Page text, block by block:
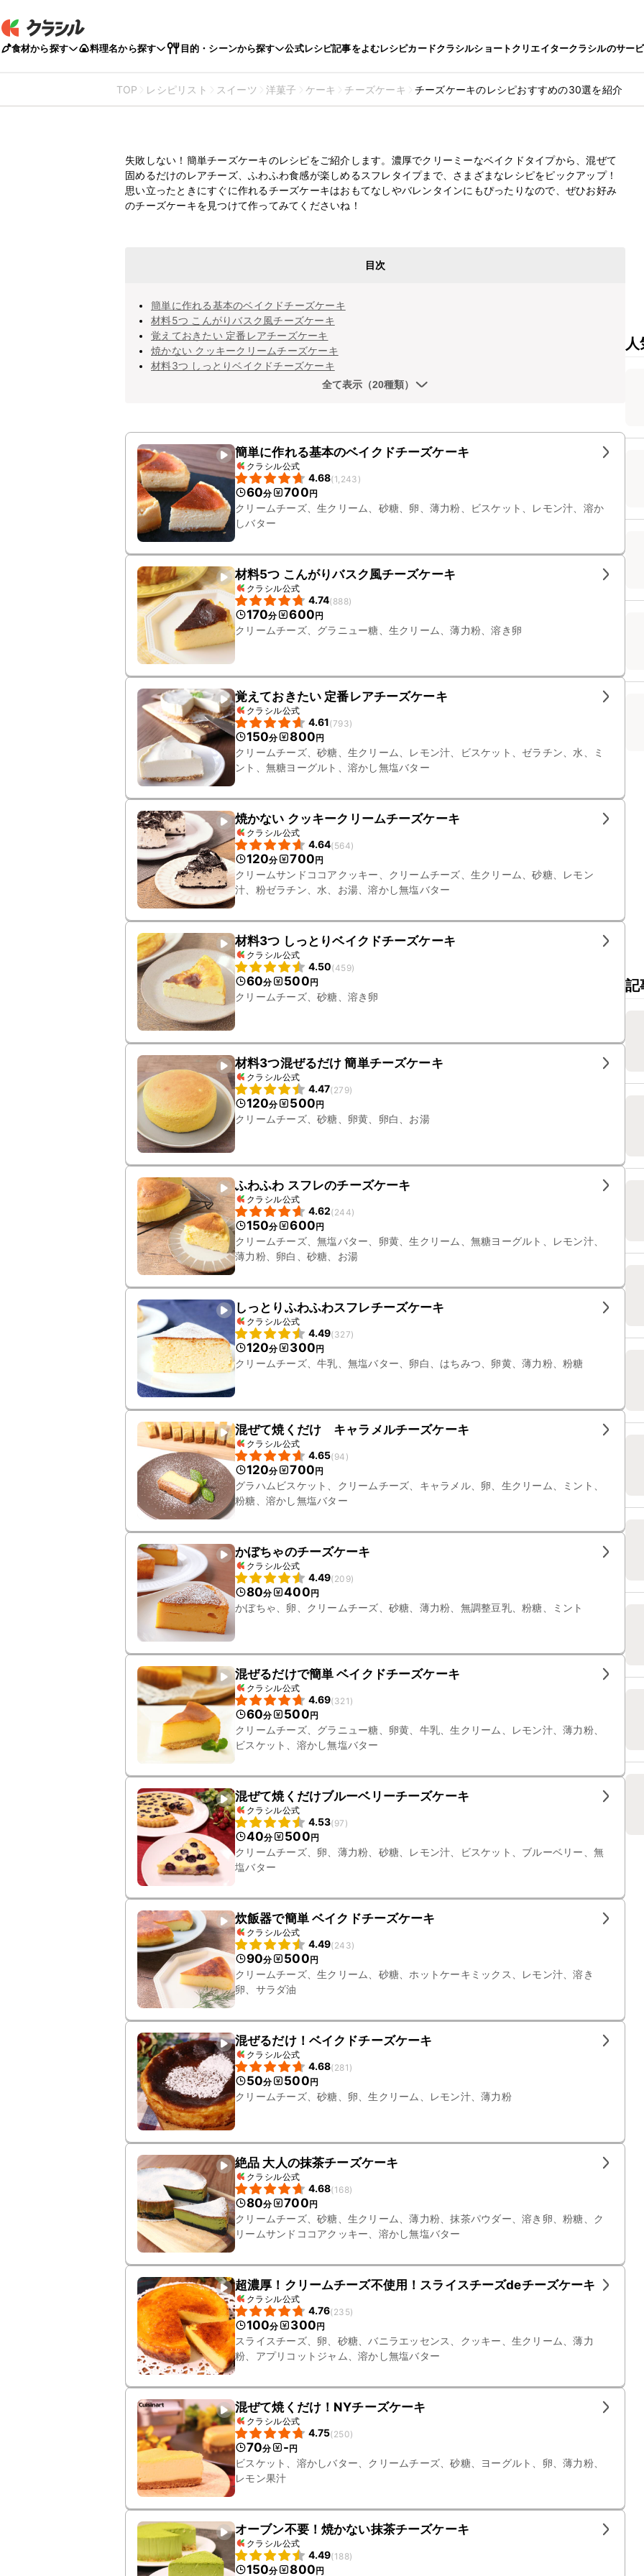
食材から探す 料理名から探す 目的・シーンから探す 公式レシピ記事をよむレシピカードクラシルショートクリエイタークラシルのサー
TOP レシピリスト スイーツ 洋菓子 ケーキ チーズケーキ チーズケーキのレシピおすすめの30選を紹介
失敗しない！簡単チーズケーキのレシピをご紹介します。濃厚でクリーミーなベイクドタイプから、混ぜて
固めるだけのレアチーズ、ふわふわ食感が楽しめるスフレタイプまで、さまざまなレシピをピックアップ！
思い立ったときにすぐに作れるチーズケーキはおもてなしやバレンタインにもぴったりなので、ぜひお好み
のチーズケーキを見つけて作ってみてくださいね！
目次
簡単に作れる基本のベイクドチーズケーキ
材料5つ こんがりバスク風チーズケーキ
覚えておきたい 定番レアチーズケーキ
焼かない クッキークリームチーズケーキ
材料3つ しっとりベイクドチーズケーキ
全て表示（20種類）
簡単に作れる基本のベイクドチーズケーキ
クラシル公式
4.68(1,243 )
60分 700円
クリームチーズ、生クリーム、砂糖、卵、薄力粉、ビスケット、レモン汁、溶か
しバター
材料5つ こんがりバスク風チーズケーキ
クラシル公式
4.74(888)
170分 600円
クリームチーズ、グラニュー糖、生クリーム、薄力粉、溶き卵
覚えておきたい 定番レアチーズケーキ
クラシル公式
4.61(793)
150分 800円
クリームチーズ、砂糖、生クリーム、レモン汁、ビスケット、ゼラチン、水、ミ
ント、無糖ヨーグルト、溶かし無塩バター
焼かない クッキークリームチーズケーキ
クラシル公式
4.64(564)
120分 700円
クリームサンドココアクッキー、クリームチーズ、生クリーム、砂糖、レモン
汁、粉ゼラチン、水、お湯、溶かし無塩バター
材料3つ しっとりベイクドチーズケーキ
クラシル公式
4.50(459)
60分 500円
クリームチーズ、砂糖、溶き卵
材料3つ混ぜるだけ 簡単チーズケーキ
クラシル公式
4.47(279)
120分 500円
クリームチーズ、砂糖、卵黄、卵白、お湯
ふわふわ スフレのチーズケーキ
クラシル公式
4.62(244)
150分 600円
クリームチーズ、無塩バター、卵黄、生クリーム、無糖ヨーグルト、レモン汁、
薄力粉、卵白、砂糖、お湯
しっとりふわふわスフレチーズケーキ
クラシル公式
4.49(327)
120分 300円
クリームチーズ、牛乳、無塩バター、卵白、はちみつ、卵黄、薄力粉、粉糖
混ぜて焼くだけ キャラメルチーズケーキ
クラシル公式
4.65(94 )
120分 700円
グラハムビスケット、クリームチーズ、キャラメル、卵、生クリーム、ミント、
粉糖、溶かし無塩バター
かぼちゃのチーズケーキ
クラシル公式
4.49(209)
80分 400円
かぼちゃ、卵、クリームチーズ、砂糖、薄力粉、無調整豆乳、粉糖、ミント
混ぜるだけで簡単 ベイクドチーズケーキ
クラシル公式
4.69(321 )
60分 500円
クリームチーズ、グラニュー糖、卵黄、牛乳、生クリーム、レモン汁、薄力粉、
ビスケット、溶かし無塩バター
混ぜて焼くだけブルーベリーチーズケーキ
クラシル公式
4.53(97 )
40分 500円
クリームチーズ、卵、薄力粉、砂糖、レモン汁、ビスケット、ブルーベリー、無
塩バター
炊飯器で簡単 ベイクドチーズケーキ
クラシル公式
4.49(243)
90分 500円
クリームチーズ、生クリーム、砂糖、ホットケーキミックス、レモン汁、溶き
卵、サラダ油
混ぜるだけ！ベイクドチーズケーキ
クラシル公式
4.68(281 )
50分 500円
クリームチーズ、砂糖、卵、生クリーム、レモン汁、薄力粉
絶品 大人の抹茶チーズケーキ
クラシル公式
4.68(168)
80分 700円
クリームチーズ、砂糖、生クリーム、薄力粉、抹茶パウダー、溶き卵、粉糖、ク
リームサンドココアクッキー、溶かし無塩バター
超濃厚！クリームチーズ不使用！スライスチーズdeチーズケーキ
クラシル公式
4.76(235)
100分 300円
スライスチーズ、卵、砂糖、バニラエッセンス、クッキー、生クリーム、薄力
粉、アプリコットジャム、溶かし無塩バター
混ぜて焼くだけ！NYチーズケーキ
クラシル公式
4.75(250)
70分 -円
ビスケット、溶かしバター、クリームチーズ、砂糖、ヨーグルト、卵、薄力粉、
レモン果汁
オーブン不要！焼かない抹茶チーズケーキ
クラシル公式
4.49(188)
150分 800円
記